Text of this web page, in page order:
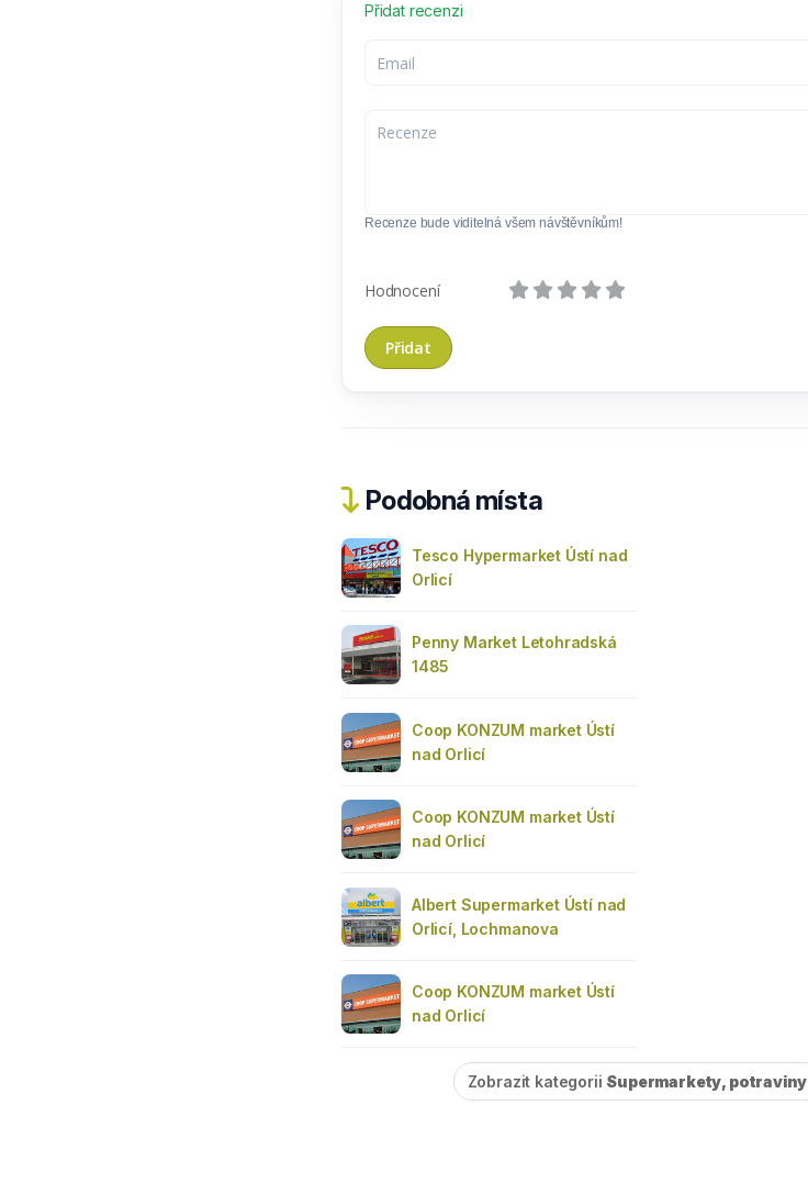
Přidat recenzi
Recenze bude viditelná všem návštěvníkům!
Hodnocení
Podobná místa
Tesco Hypermarket Ústí nad
Orlicí
Penny Market Letohradská
1485
Coop KONZUM market Ústí
nad Orlicí
Coop KONZUM market Ústí
nad Orlicí
Albert Supermarket Ústí nad
Orlicí, Lochmanova
Coop KONZUM market Ústí
nad Orlicí
Zobrazit kategorii Supermarkety, potraviny